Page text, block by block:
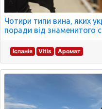
Чотири типи вина, яких
поради від знаменитого
Іспанія Vitis Аромат